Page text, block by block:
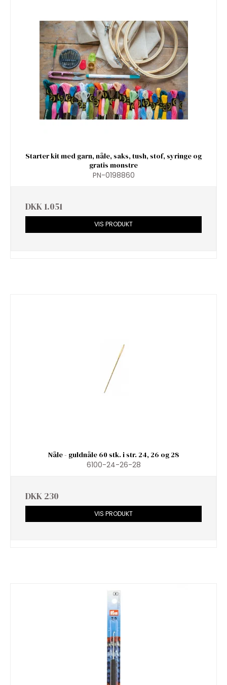
Starter kit med garn, nåle, saks, tush, stof, syringe og
gratis mønstre
PN-0198860
DKK 1.051
VIS PRODUKT
Nåle - guldnåle 60 stk. i str. 24, 26 og 28
6100-24-26-28
DKK 230
VIS PRODUKT